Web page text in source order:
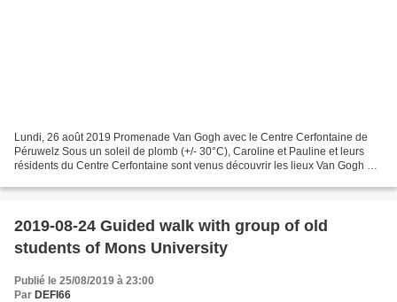
Lundi, 26 août 2019 Promenade Van Gogh avec le Centre Cerfontaine de
Péruwelz Sous un soleil de plomb (+/- 30°C), Caroline et Pauline et leurs
résidents du Centre Cerfontaine sont venus découvrir les lieux Van Gogh à
2019-08-24 Guided walk with group of old
students of Mons University
Publié le 25/08/2019 à 23:00
Par DEFI66